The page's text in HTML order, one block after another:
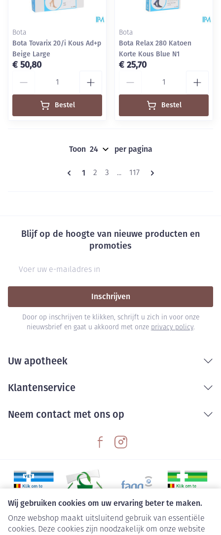
Wij gebruiken cookies om uw ervaring beter te maken.
Onze webshop maakt uitsluitend gebruik van essentiële
cookies. Deze cookies zijn noodzakelijk om onze website
Bota
Bota Tovarix 20/i Kous Ad+p
Beige Large
€ 50,80
Bestel
Bota
Bota Relax 280 Katoen
Korte Kous Blue N1
€ 25,70
Bestel
Pagina's
U lees momenteel pagina
1 Pagina
2 Pagina
3 ... Pagina
117
Toon per pagina
Blijf op de hoogte van nieuwe producten en
promoties
Inschrijven
Door op inschrijven te klikken, schrijft u zich in voor onze
nieuwsbrief en gaat u akkoord met onze privacy policy.
Uw apotheek
Klantenservice
Neem contact met ons op
Juridische links